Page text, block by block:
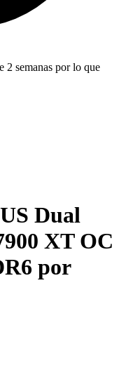
2 semanas por lo que
Dual
XT OC
por